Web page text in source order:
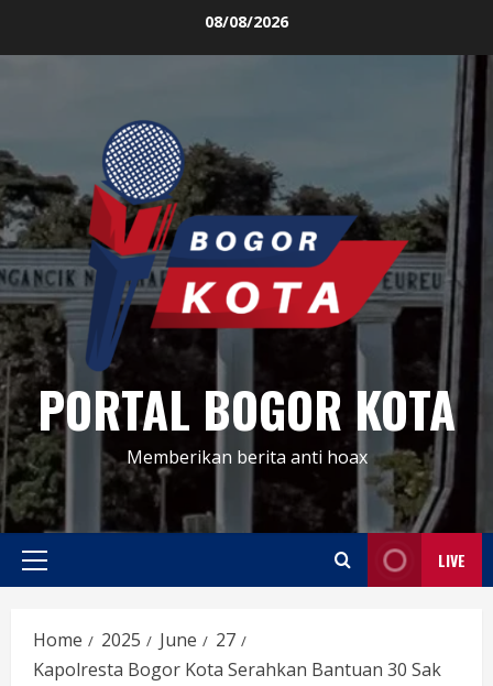
08/08/2026
PORTAL BOGOR KOTA
Memberikan berita anti hoax
Primary
LIVE
Home 2025 June
27
Kapolresta Bogor Kota Serahkan Bantuan 30 Sak